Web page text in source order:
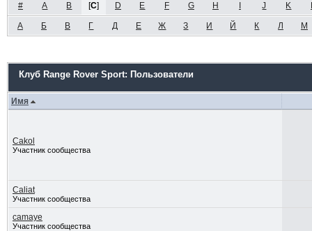
# A B [C] D E F G H J K
А Б В Г Д Е Ж З И Й К Л М
Клуб Range Rover Sport: Пользователи
Имя
Cakol
Участник сообщества
Caliat
Участник сообщества
camaye
Участник сообщества